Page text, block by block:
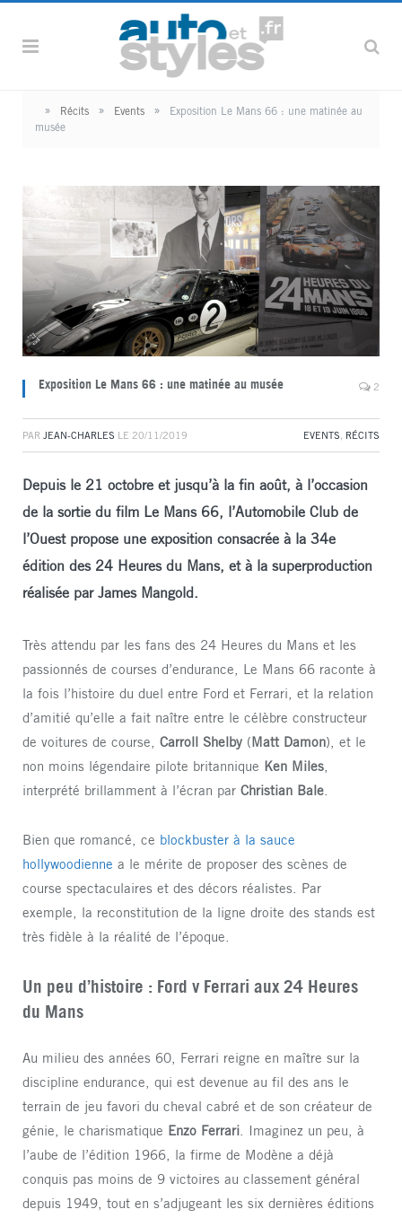
» Récits » Events »
Exposition Le Mans 66 : une matinée au
musée
Exposition Le Mans 66 : une matinée au musée 2
PAR JEAN-CHARLES LE 20/11/2019 EVENTS RÉCITS
Depuis le 21 octobre et jusqu’à la fin août, à l’occasion
de la sortie du film Le Mans 66, l’Automobile Club de
l’Ouest propose une exposition consacrée à la 34e
édition des 24 Heures du Mans, et à la superproduction
réalisée par James Mangold.
Très attendu par les fans des 24 Heures du Mans et les
passionnés de courses d’endurance, Le Mans 66 raconte à
la fois l’histoire du duel entre Ford et Ferrari, et la relation
d’amitié qu’elle a fait naître entre le célèbre constructeur
de voitures de course, Carroll Shelby (Matt Damon), et le
non moins légendaire pilote britannique Ken Miles
interprété brillamment à l’écran par Christian Bale
Bien que romancé, ce blockbuster à la sauce
hollywoodienne a le mérite de proposer des scènes de
course spectaculaires et des décors réalistes. Par
exemple, la reconstitution de la ligne droite des stands est
très fidèle à la réalité de l’époque.
Un peu d’histoire : Ford v Ferrari aux 24 Heures
du Mans
Au milieu des années 60, Ferrari reigne en maître sur la
discipline endurance, qui est devenue au fil des ans le
terrain de jeu favori du cheval cabré et de son créateur de
génie, le charismatique Enzo Ferrari . Imaginez un peu, à
l’aube de l’édition 1966, la firme de Modène a déjà
conquis pas moins de 9 victoires au classement général
depuis 1949, tout en s’adjugeant les six dernières éditions